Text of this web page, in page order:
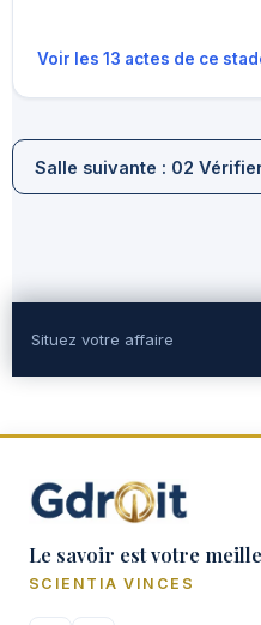
Voir les 13 actes de ce
Salle suivante : 02
Situez votre affaire
Le savoir est votre
SCIENTIA VINCES